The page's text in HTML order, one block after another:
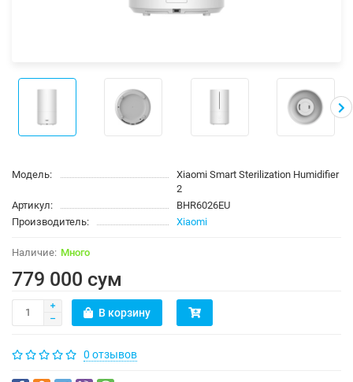
Модель:
Xiaomi Smart Sterilization Humidifier
2
Артикул:
BHR6026EU
Производитель:
Xiaomi
Много
779 000 сум
В корзину
0 отзывов